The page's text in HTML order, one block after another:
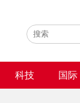
科技 国际